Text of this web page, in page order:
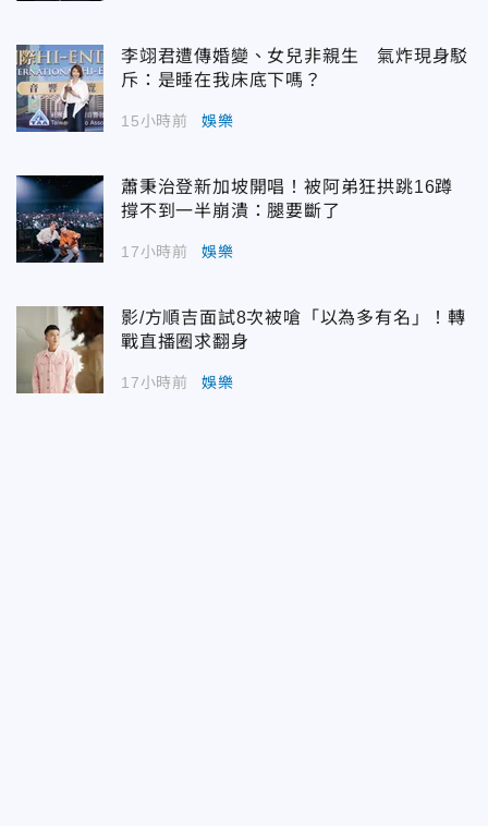
李翊君遭傳婚變、女兒非親生 氣炸現身駁
斥：是睡在我床底下嗎？
15小時前 娛樂
蕭秉治登新加坡開唱！被阿弟狂拱跳16蹲
撐不到一半崩潰：腿要斷了
17小時前 娛樂
影/方順吉面試8次被嗆「以為多有名」！轉
戰直播圈求翻身
17小時前 娛樂